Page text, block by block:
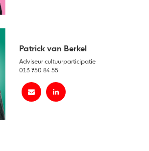
Patrick van Berkel
Adviseur cultuurparticipatie
013 750 84 55